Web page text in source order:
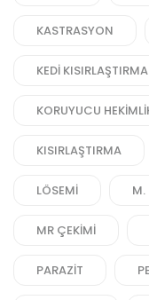
KASTRASYON
KEDI KISIRLAŞTIRMA
KORUYUCU
KISIRLAŞTIRMA
LÖSEMI M.
MR ÇEKIMI
PARAZIT